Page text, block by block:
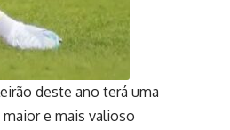
deste ano terá uma
e mais valioso